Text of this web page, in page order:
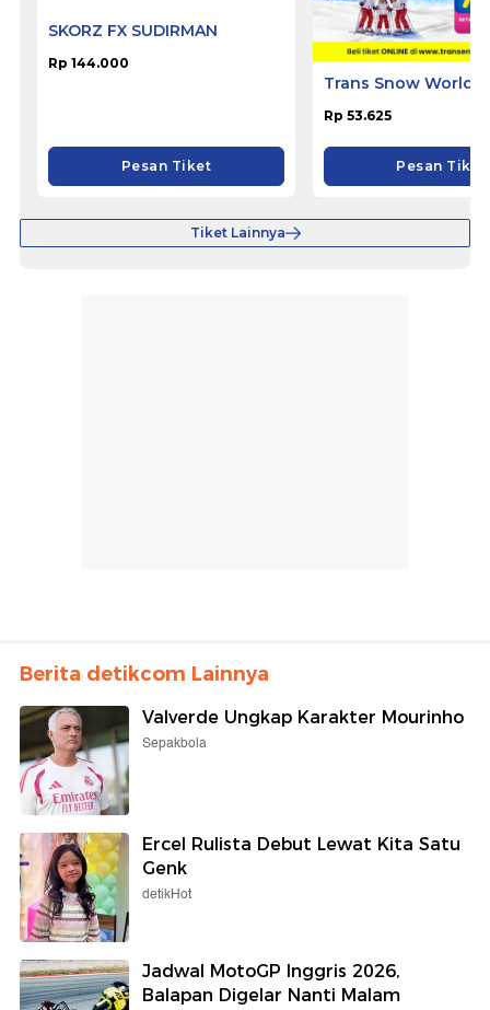
Pesan Tiket
Trans Snow World
Rp 53.625
Pesan Tiket
Tiket Lainnya
Berita detikcom Lainnya
Valverde Ungkap Karakter Mourinho
Sepakbola
Ercel Rulista Debut Lewat Kita Satu
Genk
detikHot
Jadwal MotoGP Inggris 2026,
Balapan Digelar Nanti Malam